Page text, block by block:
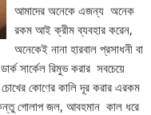
আমাদের অনেকে এজন্য অনেক
রকম আই ক্রীম ব্যবহার করেন,
অনেকেই নানা হারবাল প্রসাধনী বা
সার্কেল রিমুভ করার সবচেয়ে
চোখের কোণের কালি দূর করার এরকম
গোলাপ জল, আবহমান কাল ধরে